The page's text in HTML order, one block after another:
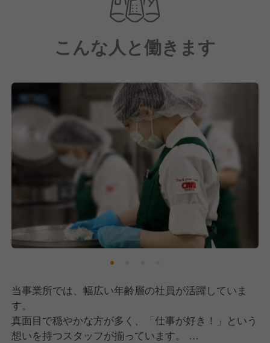
現在は三井物産100％子会社として、フードサービス
を中心に、オフィス、工場、学校、病院・福祉施設、
スタジアム・トレーニング施設など、多岐にわたる事
業を展開しています。
そこで『東日本HSS(Healthcare Support Services)事
業本部』では、東日本エリアの病院や高齢者施設、社
会福祉施設にて栄養管理サービスをはじめとした食の
事業をおこなっています。
その中でかわさき地域生活支援拠点たじまは、通常メ
ニューから治療食や嚥下食など、患者さま・入居者さ
まの病状や状態に合わせたお食事を提供しています。
私たちは食事を提供するだけではなく、その先にある
「笑顔」や「生きる活力」を提供することにありま
す。
これからもこの想いは忘れずに、たくさんの人たち
に“元気のもと”を届けてまいります！
そして現在は、私たちの想いに共感していただきなが
ら共に成長していける、新しい仲間の採用に注力中で
す！
こんな人と働きます
当事業所では、幅広い年齢層の社員が活躍していま
す。
真面目で穏やかな方が多く、「仕事が好き！」という
想いを持つスタッフが揃っています。